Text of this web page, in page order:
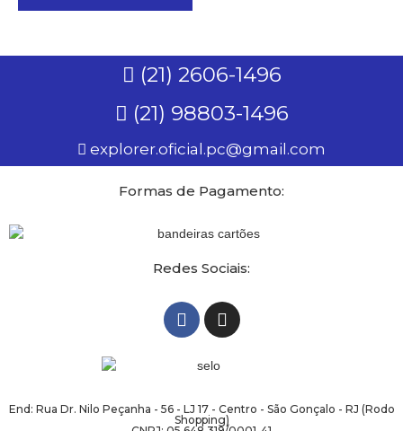
(21) 2606-1496
(21) 98803-1496
explorer.oficial.pc@gmail.com
Formas de Pagamento:
Redes Sociais:
End: Rua Dr. Nilo Peçanha - 56 - LJ 17 - Centro - São Gonçalo - RJ (Rodo
Shopping)